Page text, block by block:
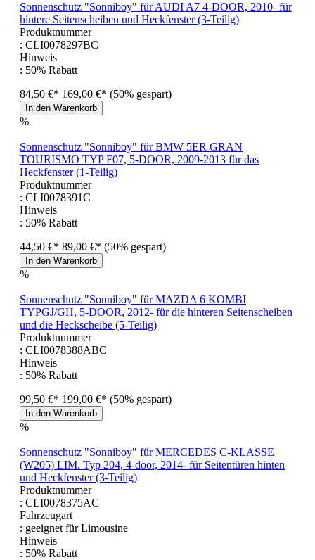
Sonnenschutz "Sonniboy" für AUDI A7 4-DOOR, 2010- für
hintere Seitenscheiben und Heckfenster (3-Teilig)
Produktnummer
: CLI0078297BC
Hinweis
: 50% Rabatt
84,50 €* 169,00 €* (50% gespart)
In den Warenkorb
%
Sonnenschutz "Sonniboy" für BMW 5ER GRAN
TOURISMO TYP F07, 5-DOOR, 2009-2013 für das
Heckfenster (1-Teilig)
Produktnummer
: CLI0078391C
Hinweis
: 50% Rabatt
44,50 €* 89,00 €* (50% gespart)
In den Warenkorb
%
Sonnenschutz "Sonniboy" für MAZDA 6 KOMBI
TYPGJ/GH, 5-DOOR, 2012- für die hinteren Seitenscheiben
und die Heckscheibe (5-Teilig)
Produktnummer
: CLI0078388ABC
Hinweis
: 50% Rabatt
99,50 €* 199,00 €* (50% gespart)
In den Warenkorb
%
Sonnenschutz "Sonniboy" für MERCEDES C-KLASSE
(W205) LIM. Typ 204, 4-door, 2014- für Seitentüren hinten
und Heckfenster (3-Teilig)
Produktnummer
: CLI0078375AC
Fahrzeugart
: geeignet für Limousine
Hinweis
: 50% Rabatt